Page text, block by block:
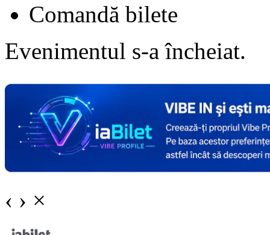
Comandă bilete
Evenimentul s-a încheiat.
‹ › ×